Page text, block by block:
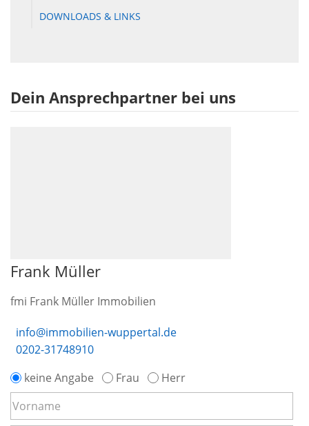
DOWNLOADS & LINKS
Dein Ansprechpartner bei uns
Frank Müller
fmi Frank Müller Immobilien
info@immobilien-wuppertal.de
0202-31748910
keine Angabe
Frau Herr